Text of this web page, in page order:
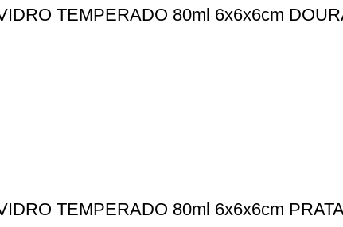
TEMPERADO 80ml 6x6x6cm
TEMPERADO 80ml 6x6x6cm